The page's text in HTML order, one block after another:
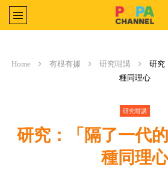
Home 有根有據 研究咁講
研究
種同理心
研究咁講
研究：「隔了一代
種同理心